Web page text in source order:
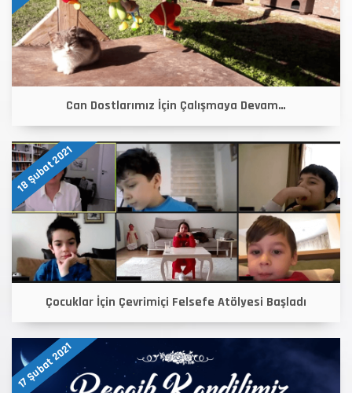
Can Dostlarımız İçin Çalışmaya Devam…
18 Şubat 2021
Çocuklar İçin Çevrimiçi Felsefe Atölyesi Başladı
17 Şubat 2021